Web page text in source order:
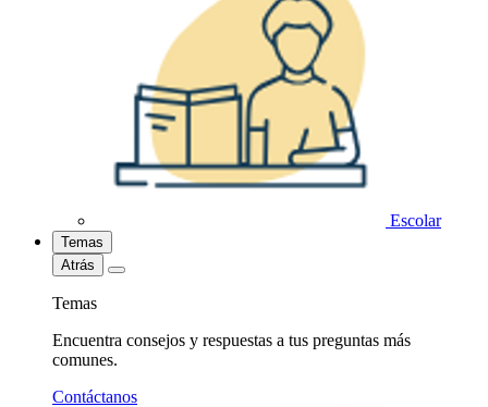
Escolar
Temas
Atrás
Temas
Encuentra consejos y respuestas a tus preguntas más
comunes.
Contáctanos